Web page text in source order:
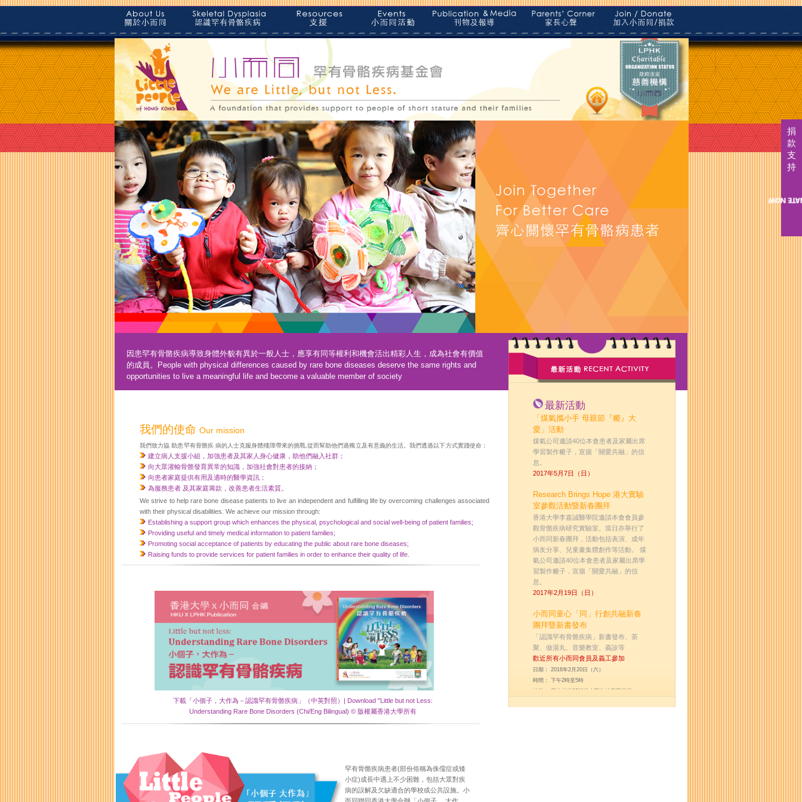
捐
款
支
持
最新活動
「煤氣攜小手 母親節『糉』大
愛」活動
煤氣公司邀請40位本會患者及家屬出席
學習製作糉子，宣揚「關愛共融」的信
息。
2017年5月7日（日）
Research Brings Hope 港大實驗
室參觀活動暨新春團拜
香港大學李嘉誠醫學院邀請本會會員參
觀骨骼疾病研究實驗室。當日亦舉行了
小而同新春團拜，活動包括表演、成年
病友分享、兒童畫集體創作等活動。 煤
氣公司邀請40位本會患者及家屬出席學
習製作糉子，宣揚「關愛共融」的信
息。
2017年2月19日（日）
小而同童心「同」行創共融新春
團拜暨新書發布
「認識罕有骨骼疾病」新書發布、茶
聚、做湯丸、音樂教室、義診等
歡近所有小而同會員及義工參加
日期： 2016年2月20日（六）
時間： 下午2時至5時
地點： 薄扶林道82號港大聖約翰學院餐廳
因患罕有骨骼疾病導致身體外貌有異於一般人士，應享有同等權利和機會活出精彩人生，成為社會有價值
的成員。
People with physical differences caused by rare bone diseases deserve the same rights and
opportunities to live a meaningful life and become a valuable member of society
我們的使命 Our mission
我們致力協 助患罕有骨骼疾 病的人士克服身體殘障帶來的挑戰,從而幫助他們過獨立及有意義的生活。我們透過以下方式實踐使命：
建立病人支援小組，加強患者及其家人身心健康，助他們融 入社群；
向大眾灌輸骨骼發育異常的知識，加強社會對患者的接納；
向患者家庭提供有用及適時的醫學資訊；
為服務患者 及其家庭籌款，改善患者生活素質。
We strive to help rare bone disease patients to live an independent and fulfilling life by overcoming challenges associated
with their physical disabilities. We achieve our mission through:
Establishing a support group which enhances the physical, psychological and social well-being of patient families;
Providing useful and timely medical information to patient families;
Promoting social acceptance of patients by educating the public about rare bone diseases;
Raising funds to provide services for patient families in order to enhance their quality of life.
下載「小個子，大作為－認識罕有骨骼疾病」（中英對照）| Download "Little but not Less:
Understanding Rare Bone Disorders (Chi/Eng Bilingual) © 版權屬香港大學所有
罕有骨骼疾病患者(部份俗稱為侏儒症或矮
小症)成長中遇上不少困難，包括大眾對疾
病的誤解及欠缺適合的學校或公共設施。小